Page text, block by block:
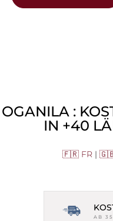
OGANILA :
IN +40
🇫🇷 FR |
AB